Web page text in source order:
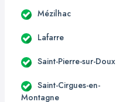
Mézilhac
Lafarre
Saint-Pierre-sur-Doux
Saint-Cirgues-en-
Montagne